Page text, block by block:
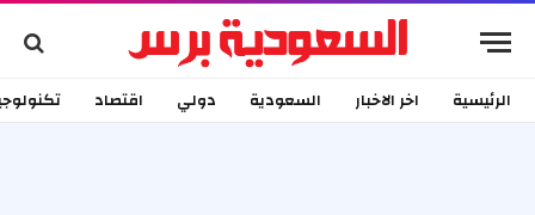
الرئيسية اخر الاخبار السعودية دولي اقتصاد